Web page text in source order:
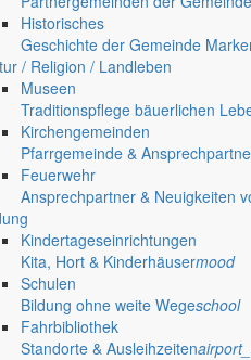
Historisches
Geschichte der Gemeinde
/ Religion / Landleben
Museen
Traditionspflege bäuerlichen
Kirchengemeinden
Pfarrgemeinde &
Feuerwehr
Ansprechpartner & Neuigkeiten
Kindertageseinrichtungen
Kita, Hort & Kinderhäusermood
Schulen
Bildung ohne weite Wegeschool
Fahrbibliothek
Standorte & Ausleihzeiten